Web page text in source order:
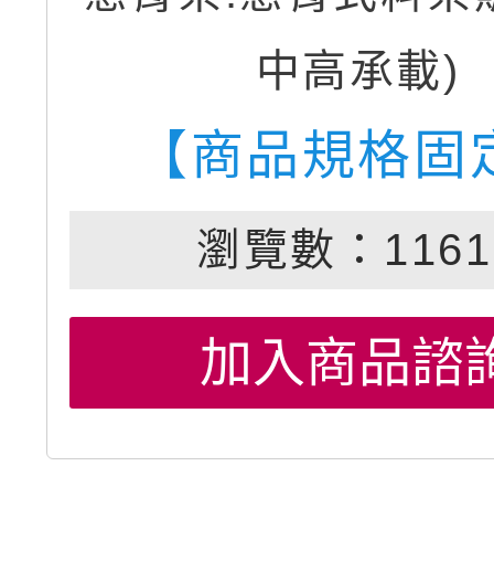
中高承載)
【商品規格固
瀏覽數：
加入商品諮